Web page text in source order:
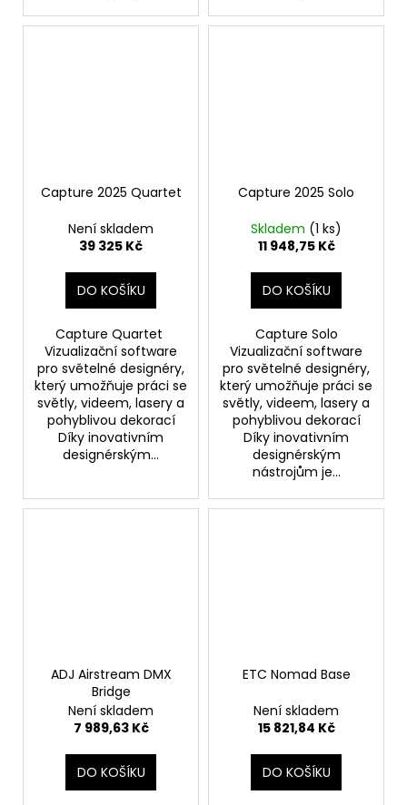
Capture 2025 Quartet
Není skladem
39 325 Kč
DO KOŠÍKU
Capture Quartet
Vizualizační software
pro světelné designéry,
který umožňuje práci se
světly, videem, lasery a
pohyblivou dekorací
Díky inovativním
designérským...
Capture 2025 Solo
Skladem (1 ks)
11 948,75 Kč
DO KOŠÍKU
Capture Solo
Vizualizační software
pro světelné designéry,
který umožňuje práci se
světly, videem, lasery a
pohyblivou dekorací
Díky inovativním
designérským
nástrojům je...
ADJ Airstream DMX
Bridge
Není skladem
7 989,63 Kč
DO KOŠÍKU
ETC Nomad Base
Není skladem
15 821,84 Kč
DO KOŠÍKU